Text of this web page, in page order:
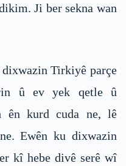
Ji ber sekna wan
Tirkiyê parçe
û ev yek qetle û
ên kurd cuda ne, lê
Ewên ku dixwazin
kî hebe divê serê wî